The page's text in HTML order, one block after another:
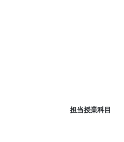
担当授業科目